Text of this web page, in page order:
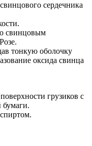
сердечника
свинцовым
тонкую оболочку
оксида свинца
грузиков с